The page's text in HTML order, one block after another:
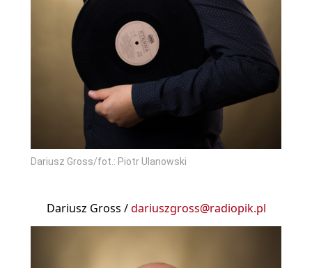
Dariusz Gross/fot.: Piotr Ulanowski
Dariusz Gross /dariuszgross@radiopik.pl